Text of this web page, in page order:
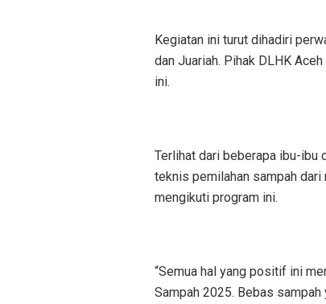
Kegiatan ini turut dihadiri
dan Juariah. Pihak DLHK
ini.
Terlihat dari beberapa ibu-ibu
teknis pemilahan sampah dari
mengikuti program ini.
“Semua hal yang positif ini
Sampah 2025. Bebas